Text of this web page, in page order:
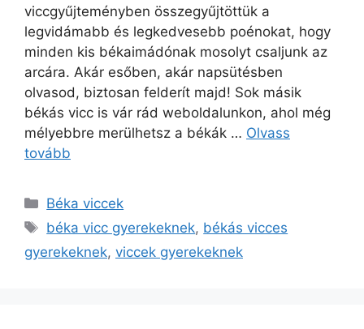
viccgyűjteményben összegyűjtöttük a
legvidámabb és legkedvesebb poénokat, hogy
minden kis békaimádónak mosolyt csaljunk az
arcára. Akár esőben, akár napsütésben
olvasod, biztosan felderít majd! Sok másik
békás vicc is vár rád weboldalunkon, ahol még
mélyebbre merülhetsz a békák … Olvass
tovább
Kategória
Béka viccek
Címkék
béka vicc gyerekeknek, békás vicces
gyerekeknek, viccek gyerekeknek